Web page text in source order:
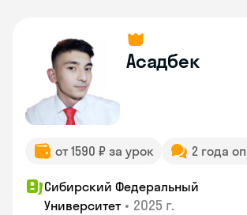
Асадбек
от 1590 ₽ за урок 2 года
Сибирский Федеральный
Университет • 2025 г.